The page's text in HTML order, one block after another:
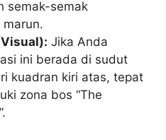
semak-semak
Jika Anda
ini berada di sudut
kuadran kiri atas, tepat
zona bos “The